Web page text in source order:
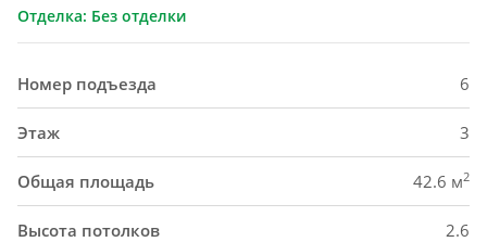
Отделка: Без отделки
Номер подъезда 6
Этаж 3
Общая площадь 42.6 м2
Высота потолков 2.6